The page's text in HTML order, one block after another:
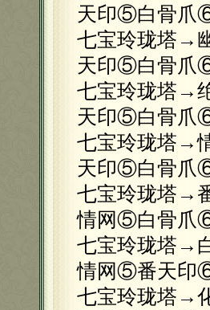
天印⑤白骨爪
七宝玲珑塔→
天印⑤白骨爪
七宝玲珑塔→
天印⑤白骨爪
七宝玲珑塔→
天印⑤白骨爪
七宝玲珑塔→
情网⑤白骨爪
七宝玲珑塔→
情网⑤番天印
七宝玲珑塔→